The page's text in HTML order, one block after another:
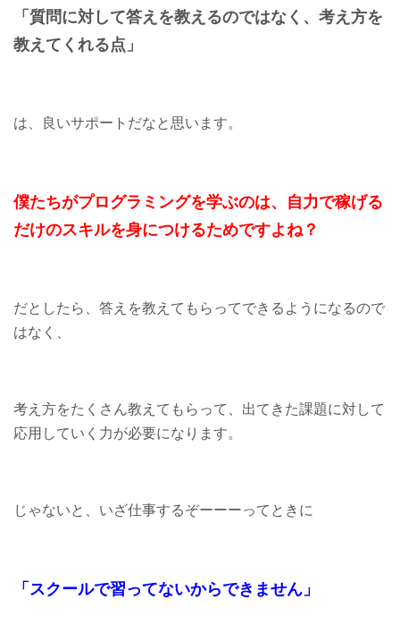
「質問に対して答えを教えるのではなく、 考え方を
教えてくれる点」
は、良いサポートだなと思います。
僕たちがプログラミングを学ぶのは、自力で稼げる
だけのスキルを身につけるためですよね？
だとしたら、答えを教えてもらってできるようになるので
はなく、
考え方をたくさん教えてもらって、出てきた課題に対して
応用していく力が必要になります。
じゃないと、いざ仕事するぞーーーってときに
「スクールで習ってないからできません」